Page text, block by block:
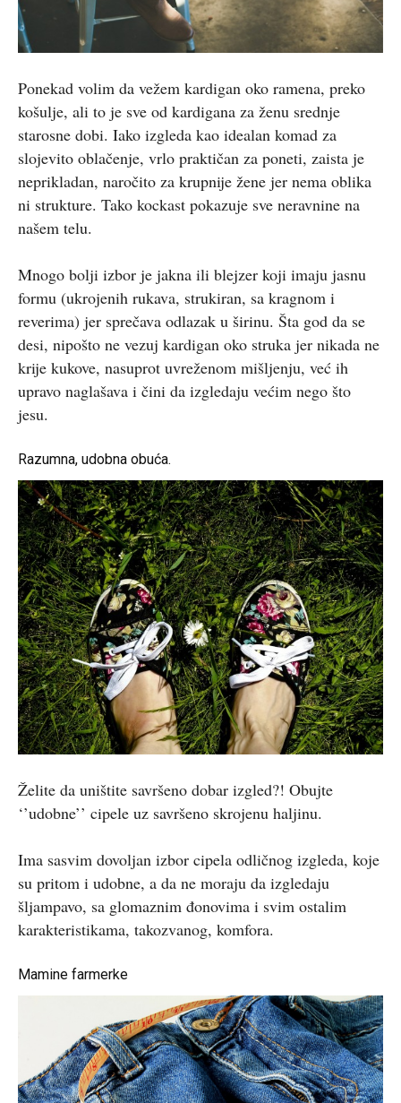
Ponekad volim da vežem kardigan oko ramena, preko
košulje, ali to je sve od kardigana za ženu srednje
starosne dobi. Iako izgleda kao idealan komad za
slojevito oblačenje, vrlo praktičan za poneti, zaista je
neprikladan, naročito za krupnije žene jer nema oblika
ni strukture. Tako kockast pokazuje sve neravnine na
našem telu.
Mnogo bolji izbor je jakna ili blejzer koji imaju jasnu
formu (ukrojenih rukava, strukiran, sa kragnom i
reverima) jer sprečava odlazak u širinu. Šta god da se
desi, nipošto ne vezuj kardigan oko struka jer nikada ne
krije kukove, nasuprot uvreženom mišljenju, već ih
upravo naglašava i čini da izgledaju većim nego što
jesu.
Razumna, udobna obuća.
Želite da uništite savršeno dobar izgled?! Obujte
‘’udobne’’ cipele uz savršeno skrojenu haljinu.
Ima sasvim dovoljan izbor cipela odličnog izgleda, koje
su pritom i udobne, a da ne moraju da izgledaju
šljampavo, sa glomaznim đonovima i svim ostalim
karakteristikama, takozvanog, komfora.
Mamine farmerke